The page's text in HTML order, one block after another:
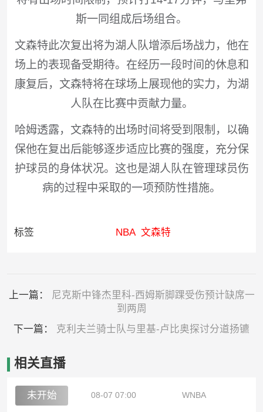
斯一同组成后场组合。
文森特此次复出将为湖人队增添后场战力，他在
场上的表现备受期待。在经历一段时间的休息和
康复后，文森特将在球场上展现他的实力，为湖
人队在比赛中贡献力量。
哈姆透露，文森特的出场时间将受到限制，以确
保他在复出后能够逐步适应比赛的强度，充分保
护球员的身体状况。这也是湖人队在管理球员伤
病的过程中采取的一项预防性措施。
标签 NBA 文森特
上一篇： 尼克斯中锋杰里科-西姆斯脚踝受伤预计缺席一
到两周
下一篇：
克利夫兰骑士队与里基-卢比奥探讨分道扬镳
相关直播
未开始 08-07 07:00 WNBA